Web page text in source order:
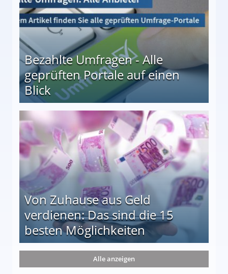
Bezahlte Umfragen - Alle
geprüften Portale auf einen
Blick
auf einen Blick
Von Zuhause aus Geld
verdienen: Das sind die 15
besten Möglichkeiten
die 15 besten Möglichkeiten
Alle anzeigen